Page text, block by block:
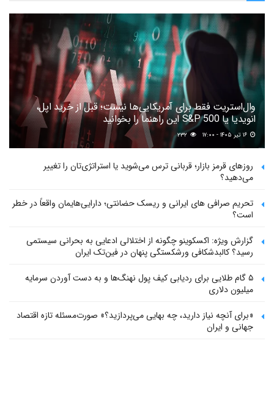
وال‌استریت فقط برای آمریکایی‌ها نیست؛ قبل از خرید اپل،
انویدیا یا S&P 500 این راهنما را بخوانید
۲۳۲
روزهای قرمز بازار؛ قربانی ترس می‌شوید یا استراتژی‌تان را تغییر
می‌دهید؟
تحریم صرافی های ایرانی و ریسک حضانتی؛ دارایی‌هایمان واقعاً در خطر
است؟
گزارش ویژه: اکسکوینو چگونه از اختلالی ادعایی به بحرانی سیستمی
رسید؟ کالبدشکافی ورشکستگی پنهان در فین‌تک ایران
۵ گام طلایی برای ردیابی کیف پول‌ نهنگ‌ها و به دست آوردن سرمایه
میلیون دلاری
«برای آنچه نیاز دارید، چه بهایی می‌پردازید؟» صورت‌مسئله تازه اقتصاد
جهانی و ایران